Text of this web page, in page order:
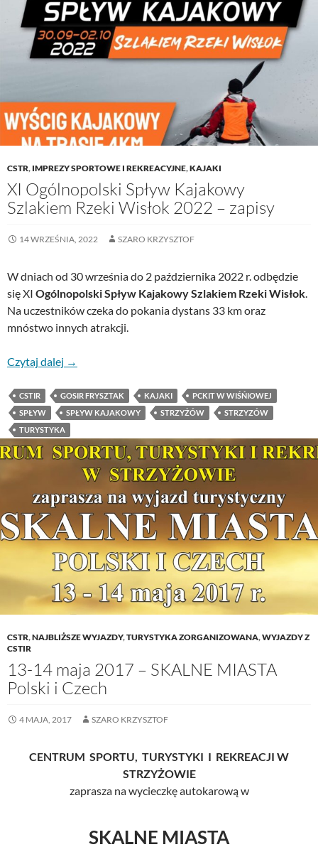
CSTR, IMPREZY SPORTOWE I REKREACYJNE,KAJAKI
XI Ogólnopolski Spływ Kajakowy
Szlakiem Rzeki Wisłok 2022 – zapisy
14 WRZEŚNIA, 2022 SZARO KRZYSZTOF
W dniach od 30 września do 2 października 2022 r. odbędzie
się XI Ogólnopolski Spływ Kajakowy Szlakiem Rzeki Wisłok.
Na uczestników czeka do pokania dystans 33 km oraz
mnóstwo innych atrakcji.
Czytaj dalej →
CSTIR GOSIR FRYSZTAK KAJAKI
PCKIT W WIŚŃIOWEJ
SPŁYW
SPŁYW KAJAKOWY STRZYŻÓW
STRZYZÓW
TURYSTYKA
CSTR,NAJBLIŻSZE WYJAZDY,TURYSTYKA ZORGANIZOWANA,WYJAZDY Z
CSTIR
13-14 maja 2017 – SKALNE MIASTA
Polski i Czech
4 MAJA, 2017 SZARO KRZYSZTOF
CENTRUM SPORTU, TURYSTYKI I REKREACJI W
STRZYŻOWIE
zaprasza na wycieczkę autokarową w
SKALNE MIASTA